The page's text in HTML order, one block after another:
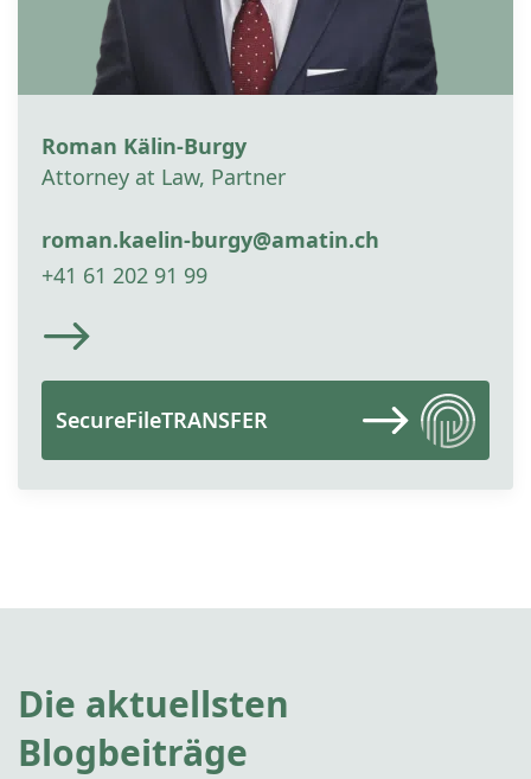
Roman Kälin-Burgy
Attorney at Law, Partner
roman.kaelin-burgy@amatin.ch
+41 61 202 91 99
SecureFileTRANSFER
Die aktuellsten
Blogbeiträge